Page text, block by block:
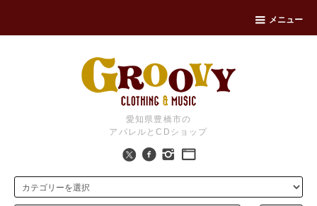
メニュー
愛知県豊橋市の
アパレルとCDショップ